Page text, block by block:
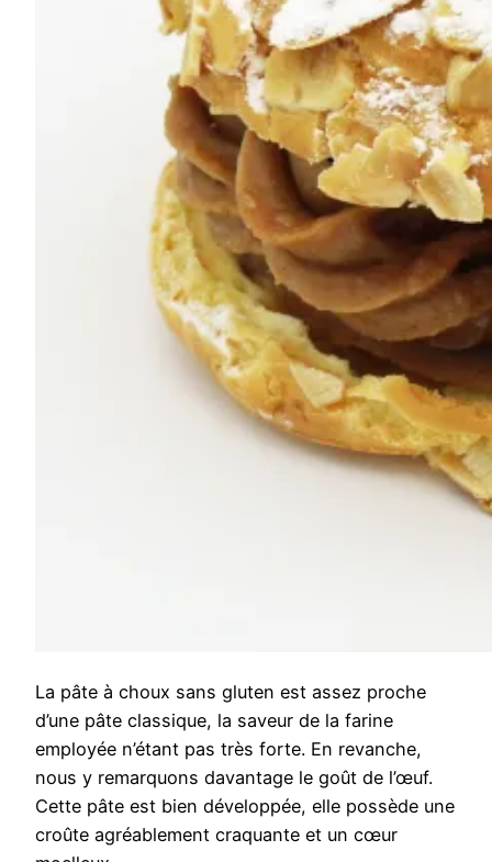
La pâte à choux sans gluten est assez proche
d’une pâte classique, la saveur de la farine
employée n’étant pas très forte. En revanche,
nous y remarquons davantage le goût de l’œuf.
Cette pâte est bien développée, elle possède une
croûte agréablement craquante et un cœur